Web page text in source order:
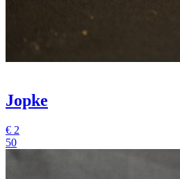
Jopke
€ 2
50